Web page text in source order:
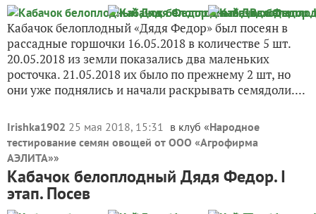
Кабачок белоплодный «Дядя Федор» был посеян в
рассадные горшочки 16.05.2018 в количестве 5 шт.
20.05.2018 из земли показались два маленьких
росточка. 21.05.2018 их было по прежнему 2 шт, но
они уже поднялись и начали раскрывать семядоли....
Irishka1902 25 мая 2018, 15:31 в клуб «Народное
тестирование семян овощей от ООО «Агрофирма
АЭЛИТА»»
Кабачок белоплодный Дядя Федор. I
этап. Посев